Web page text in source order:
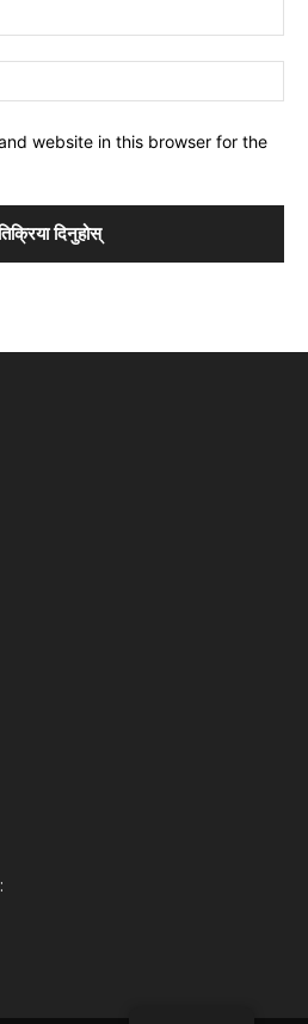
website in this browser for the